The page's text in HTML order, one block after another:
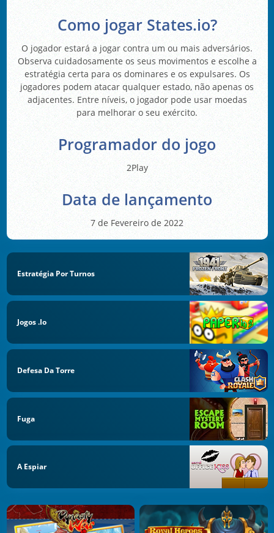
Como jogar States.io?
O jogador estará a jogar contra um ou mais adversários.
Observa cuidadosamente os seus movimentos e escolhe a
estratégia certa para os dominares e os expulsares. Os
jogadores podem atacar qualquer estado, não apenas os
adjacentes. Entre níveis, o jogador pode usar moedas
para melhorar o seu exército.
Programador do jogo
2Play
Data de lançamento
7 de Fevereiro de 2022
Estratégia Por Turnos
Jogos .io
Defesa Da Torre
Fuga
A Espiar